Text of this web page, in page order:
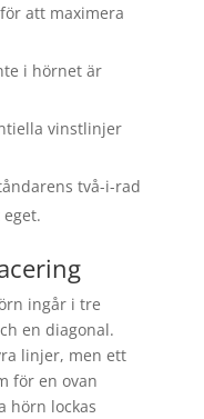
att maximera
i hörnet är
vinstlinjer
två-i-rad
ingår i tre
en diagonal.
linjer, men ett
för en ovan
hörn lockas